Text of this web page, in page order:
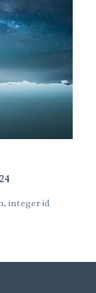
integer id